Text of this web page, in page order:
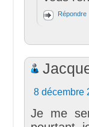
Répondre
8 décembre
Je me